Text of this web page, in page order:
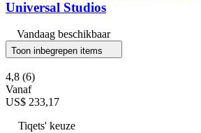
Universal Studios
Vandaag beschikbaar
Toon inbegrepen items
4,8 (6)
Vanaf
US$ 233,17
Tiqets' keuze